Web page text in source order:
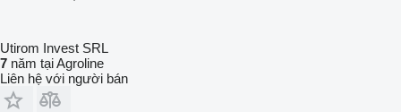
Utirom Invest SRL
7 năm tại Agroline
Liên hệ với người bán